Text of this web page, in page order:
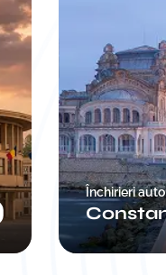
Închirieri auto
Craiova